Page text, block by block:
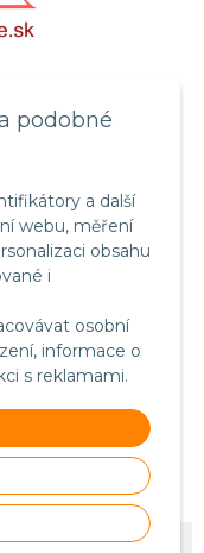
podobné
a další
webu, měření
obsahu
i
osobní
informace o
s reklamami.
FSSC 22000
Pohoda Connector